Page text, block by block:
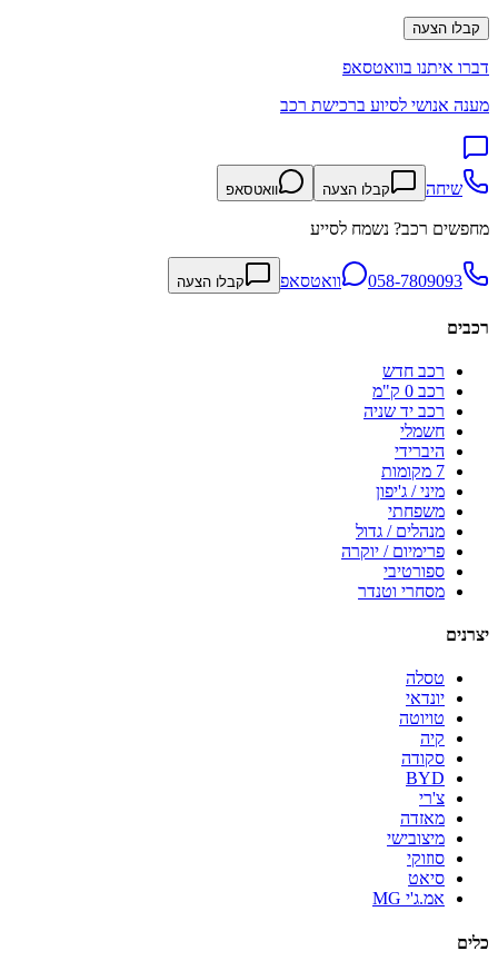
קבלו הצעה
דברו איתנו בוואטסאפ
מענה אנושי לסיוע ברכישת רכב
שיחה קבלו הצעה וואטסאפ
מחפשים רכב? נשמח לסייע
058-7809093 וואטסאפ קבלו הצעה
רכבים
רכב חדש
רכב 0 ק"מ
רכב יד שניה
חשמלי
היברידי
7 מקומות
מיני / ג'יפון
משפחתי
מנהלים / גדול
פרימיום / יוקרה
ספורטיבי
מסחרי וטנדר
יצרנים
טסלה
יונדאי
טויוטה
קיה
סקודה
BYD
צ'רי
מאזדה
מיצובישי
סוזוקי
סיאט
אמ.ג'י MG
כלים